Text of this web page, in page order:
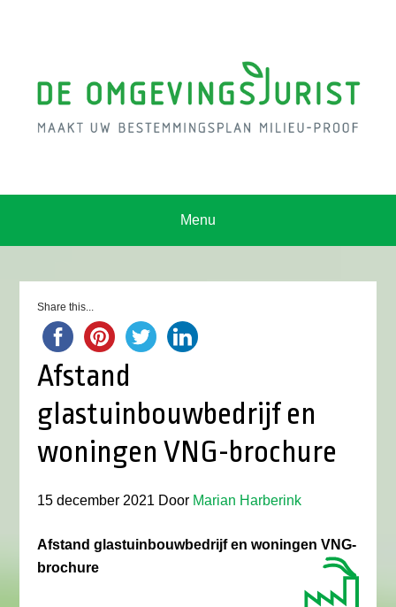
Menu
Share this...
Afstand
glastuinbouwbedrijf en
woningen VNG-brochure
15 december 2021 Door Marian Harberink
Afstand glastuinbouwbedrijf en woningen VNG-
brochure